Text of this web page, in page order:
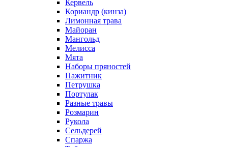
Кервель
Кориандр (кинза)
Лимонная трава
Майоран
Мангольд
Мелисса
Мята
Наборы пряностей
Пажитник
Петрушка
Портулак
Разные травы
Розмарин
Рукола
Сельдерей
Спаржа